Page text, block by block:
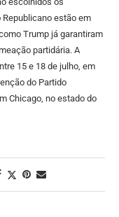
estão em
Trump já garantiram
partidária. A
15 e 18 de julho, em
do Partido
Chicago, no estado do